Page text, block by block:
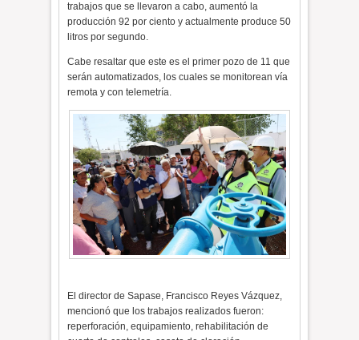
trabajos que se llevaron a cabo, aumentó la
producción 92 por ciento y actualmente produce 50
litros por segundo.
Cabe resaltar que este es el primer pozo de 11 que
serán automatizados, los cuales se monitorean vía
remota y con telemetría.
El director de Sapase, Francisco Reyes Vázquez,
mencionó que los trabajos realizados fueron:
reperforación, equipamiento, rehabilitación de